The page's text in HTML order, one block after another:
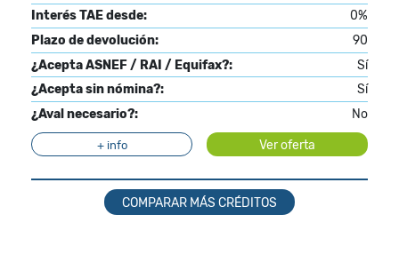
Interés TAE desde:
0%
Plazo de devolución:
90
¿Acepta ASNEF / RAI / Equifax?:
Sí
¿Acepta sin nómina?:
Sí
¿Aval necesario?:
No
+ info Ver oferta
COMPARAR MÁS CRÉDITOS